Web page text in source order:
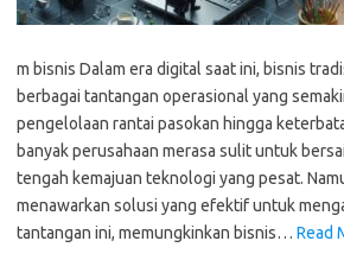
m bisnis Dalam era digital saat ini, bisnis
berbagai tantangan operasional yang
pengelolaan rantai pasokan hingga
banyak perusahaan merasa sulit untuk
tengah kemajuan teknologi yang pesat.
menawarkan solusi yang efektif untuk
tantangan ini, memungkinkan bisnis… Read